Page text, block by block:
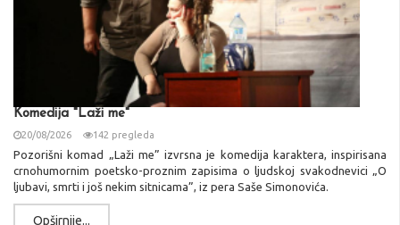
Komedija "Laži me"
20/08/2026 142 pregleda
Pozorišni komad „Laži me” izvrsna je komedija karaktera, inspirisana
crnohumornim poetsko-proznim zapisima o ljudskoj svakodnevici „O
ljubavi, smrti i još nekim sitnicama”, iz pera Saše Simonovića.
Opširnije...